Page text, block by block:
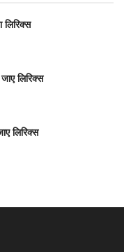
लिरिक्स
लिरिक्स
लिरिक्स